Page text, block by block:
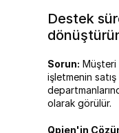
Destek
Sorun: Müşteri
işletmenin
olarak görülür.
Qpien'in